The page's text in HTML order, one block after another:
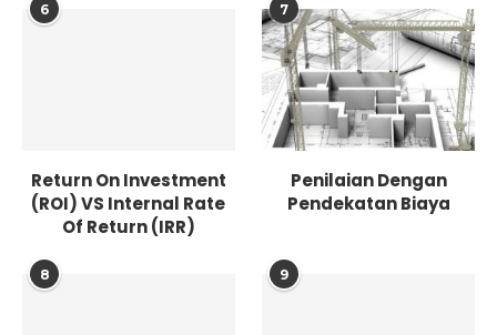
6
Return On Investment
(ROI) VS Internal Rate
Of Return (IRR)
7
Penilaian Dengan
Pendekatan Biaya
8 9